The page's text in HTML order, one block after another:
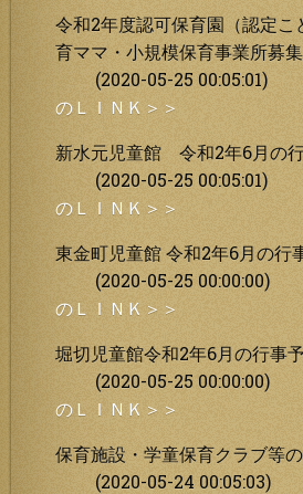
令和2年度認可保育園（認定こ
育ママ・小規模保育事業所募
(2020-05-25 00:05:01)
のＬＩＮＫ＞＞
新水元児童館 令和2年6月の
(2020-05-25 00:05:01)
のＬＩＮＫ＞＞
東金町児童館 令和2年6月の行
(2020-05-25 00:00:00)
のＬＩＮＫ＞＞
堀切児童館令和2年6月の行事
(2020-05-25 00:00:00)
のＬＩＮＫ＞＞
保育施設・学童保育クラブ等
(2020-05-24 00:05:03)